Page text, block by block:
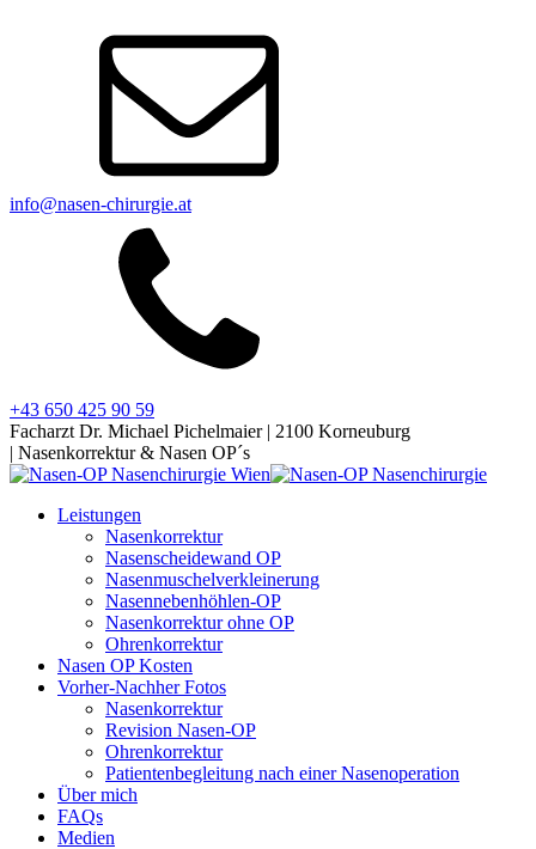
info@nasen-chirurgie.at
+43 650 425 90 59
Facharzt Dr. Michael Pichelmaier | 2100 Korneuburg
| Nasenkorrektur & Nasen OP´s
Leistungen
Nasenkorrektur
Nasenscheidewand OP
Nasenmuschelverkleinerung
Nasennebenhöhlen-OP
Nasenkorrektur ohne OP
Ohrenkorrektur
Nasen OP Kosten
Vorher-Nachher Fotos
Nasenkorrektur
Revision Nasen-OP
Ohrenkorrektur
Patientenbegleitung nach einer Nasenoperation
Über mich
FAQs
Medien